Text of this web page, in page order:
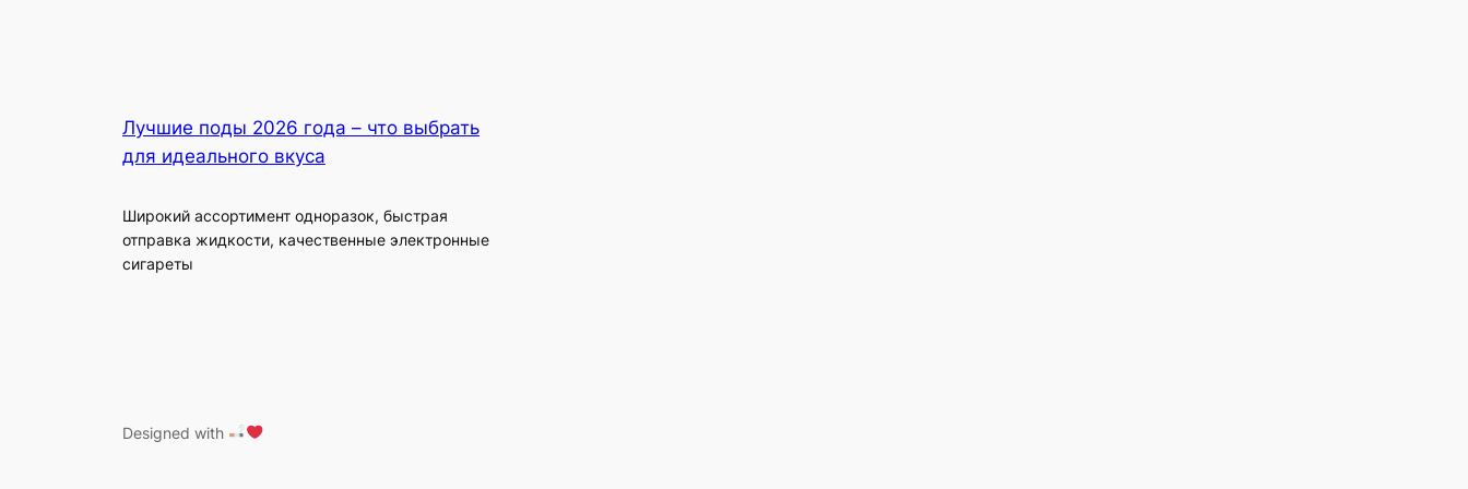
Лучшие поды 2026 года – что выбрать
для идеального вкуса
Широкий ассортимент одноразок, быстрая
отправка жидкости, качественные электронные
сигареты
Designed with